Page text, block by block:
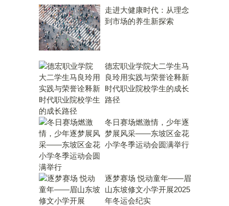
走进大健康时代：从理念
到市场的养生新探索
德宏职业学院大二学生马
良玲用实践与荣誉诠释新
时代职业院校学生的成长
路径
冬日赛场燃激情，少年逐
梦展风采——东坡区金花
小学冬季运动会圆满举行
逐梦赛场 悦动童年——眉
山东坡修文小学开展2025
年冬运会纪实